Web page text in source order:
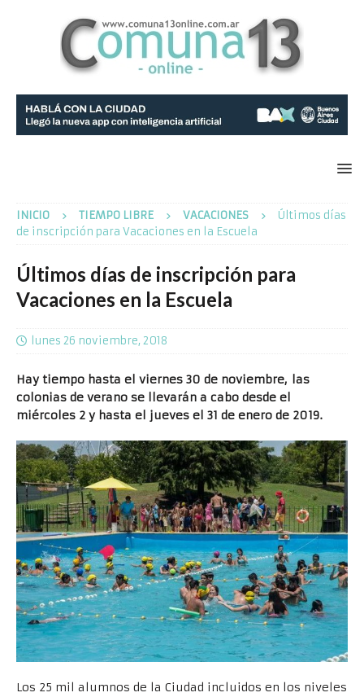
INICIO TIEMPO LIBRE VACACIONES
Últimos días
de inscripción para Vacaciones en la Escuela
Últimos días de inscripción para
Vacaciones en la Escuela
lunes 26 noviembre, 2018
Hay tiempo hasta el viernes 30 de noviembre, las
colonias de verano se llevarán a cabo desde el
miércoles 2 y hasta el jueves el 31 de enero de 2019.
Los 25 mil alumnos de la Ciudad incluidos en los niveles